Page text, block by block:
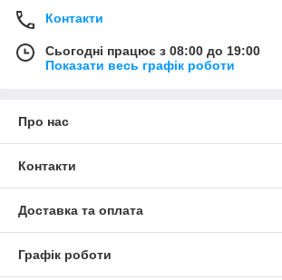
Контакти
Сьогодні працює з 08:00 до 19:00
Показати весь графік роботи
Про нас
Контакти
Доставка та оплата
Графік роботи